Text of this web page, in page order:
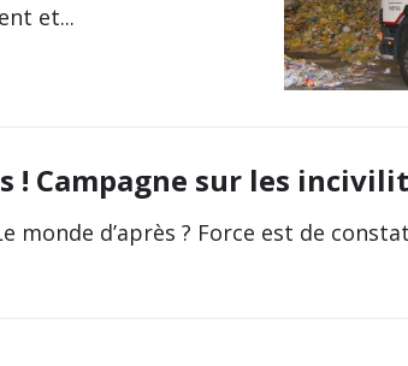
et...
! Campagne sur les
monde d’après ? Force est de